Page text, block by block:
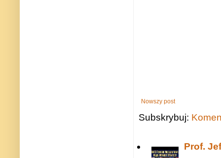
Nowszy post
Subskrybuj:
Prof.